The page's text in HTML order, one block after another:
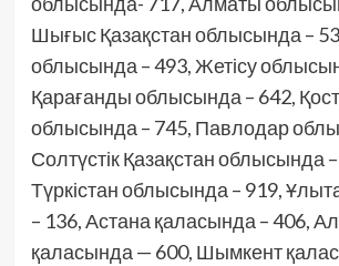
Шығыс Қазақстан облысында –
облысында – 493, Жетісу
Қарағанды облысында – 642,
облысында – 745, Павлодар
Солтүстік Қазақстан облысында
Түркістан облысында – 919,
– 136, Астана қаласында – 406,
қаласында — 600, Шымкент